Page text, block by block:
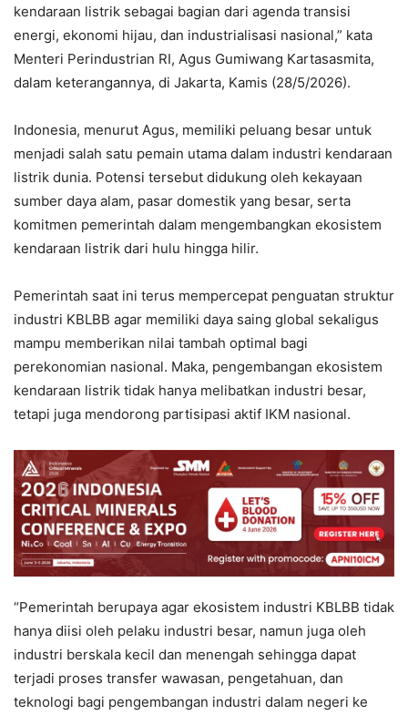
kendaraan listrik sebagai bagian dari agenda transisi
energi, ekonomi hijau, dan industrialisasi nasional,” kata
Menteri Perindustrian RI, Agus Gumiwang Kartasasmita,
dalam keterangannya, di Jakarta, Kamis (28/5/2026).
Indonesia, menurut Agus, memiliki peluang besar untuk
menjadi salah satu pemain utama dalam industri kendaraan
listrik dunia. Potensi tersebut didukung oleh kekayaan
sumber daya alam, pasar domestik yang besar, serta
komitmen pemerintah dalam mengembangkan ekosistem
kendaraan listrik dari hulu hingga hilir.
Pemerintah saat ini terus mempercepat penguatan struktur
industri KBLBB agar memiliki daya saing global sekaligus
mampu memberikan nilai tambah optimal bagi
perekonomian nasional. Maka, pengembangan ekosistem
kendaraan listrik tidak hanya melibatkan industri besar,
tetapi juga mendorong partisipasi aktif IKM nasional.
“Pemerintah berupaya agar ekosistem industri KBLBB tidak
hanya diisi oleh pelaku industri besar, namun juga oleh
industri berskala kecil dan menengah sehingga dapat
terjadi proses transfer wawasan, pengetahuan, dan
teknologi bagi pengembangan industri dalam negeri ke